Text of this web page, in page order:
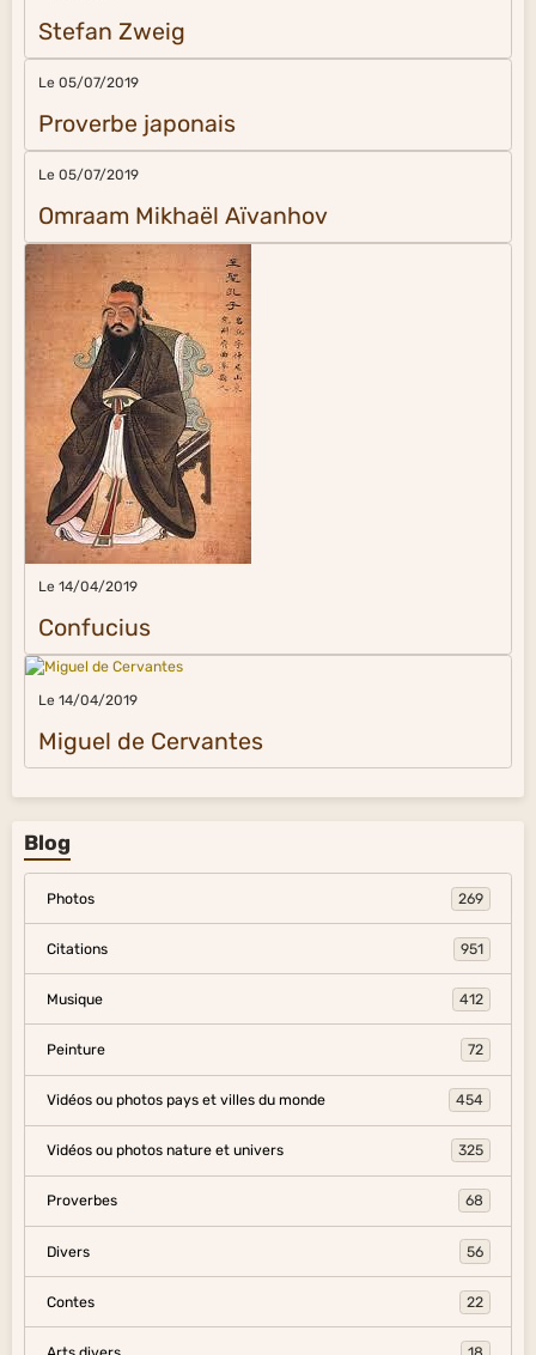
Stefan Zweig
Le 05/07/2019
Proverbe japonais
Le 05/07/2019
Omraam Mikhaël Aïvanhov
Le 14/04/2019
Confucius
Le 14/04/2019
Miguel de Cervantes
Blog
Photos 269
Citations 951
Musique 412
Peinture 72
Vidéos ou photos pays et villes du monde 454
Vidéos ou photos nature et univers 325
Proverbes 68
Divers 56
Contes 22